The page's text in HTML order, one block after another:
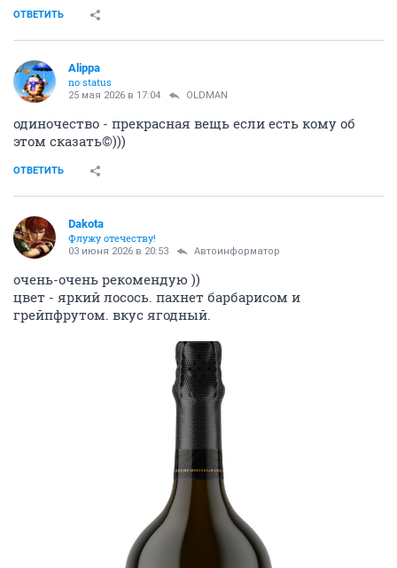
ОТВЕТИТЬ
Alippa
no status
25 мая 2026 в 17:04 OLDMAN
одиночество - прекрасная вещь если есть кому об
этом сказать©)))
ОТВЕТИТЬ
Dаkota
Флужу отечеству!
03 июня 2026 в 20:53 Автоинформатор
очень-очень рекомендую ))
цвет - яркий лосось. пахнет барбарисом и
грейпфрутом. вкус ягодный.